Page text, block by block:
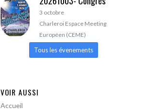
3 octobre
Charleroi Espace Meeting
Européen (CEME)
Tous les évenements
VOIR AUSSI
Accueil